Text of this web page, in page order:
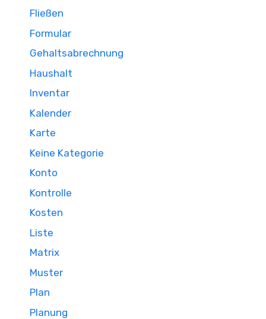
Fließen
Formular
Gehaltsabrechnung
Haushalt
Inventar
Kalender
Karte
Keine Kategorie
Konto
Kontrolle
Kosten
Liste
Matrix
Muster
Plan
Planung